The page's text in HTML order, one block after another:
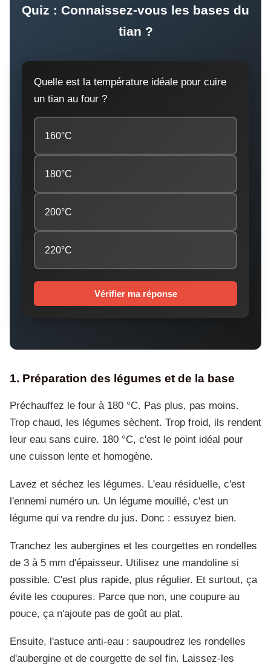
Quiz : Connaissez-vous les bases du
tian ?
Quelle est la température idéale pour cuire
un tian au four ?
160°C
180°C
200°C
220°C
Vérifier ma réponse
1. Préparation des légumes et de la base
Préchauffez le four à 180 °C. Pas plus, pas moins.
Trop chaud, les légumes sèchent. Trop froid, ils rendent
leur eau sans cuire. 180 °C, c'est le point idéal pour
une cuisson lente et homogène.
Lavez et séchez les légumes. L'eau résiduelle, c'est
l'ennemi numéro un. Un légume mouillé, c'est un
légume qui va rendre du jus. Donc : essuyez bien.
Tranchez les aubergines et les courgettes en rondelles
de 3 à 5 mm d'épaisseur. Utilisez une mandoline si
possible. C'est plus rapide, plus régulier. Et surtout, ça
évite les coupures. Parce que non, une coupure au
pouce, ça n'ajoute pas de goût au plat.
Ensuite, l'astuce anti-eau : saupoudrez les rondelles
d'aubergine et de courgette de sel fin. Laissez-les